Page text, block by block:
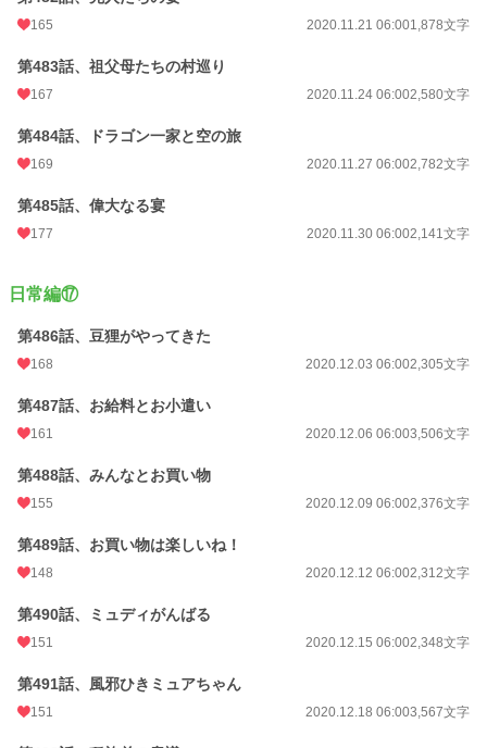
165 2020.11.21 06:001,878文字
第483話、祖父母たちの村巡り
167 2020.11.24 06:002,580文字
第484話、ドラゴン一家と空の旅
169 2020.11.27 06:002,782文字
第485話、偉大なる宴
177 2020.11.30 06:002,141文字
日常編⑰
第486話、豆狸がやってきた
168 2020.12.03 06:002,305文字
第487話、お給料とお小遣い
161 2020.12.06 06:003,506文字
第488話、みんなとお買い物
155 2020.12.09 06:002,376文字
第489話、お買い物は楽しいね！
148 2020.12.12 06:002,312文字
第490話、ミュディがんばる
151 2020.12.15 06:002,348文字
第491話、風邪ひきミュアちゃん
151 2020.12.18 06:003,567文字